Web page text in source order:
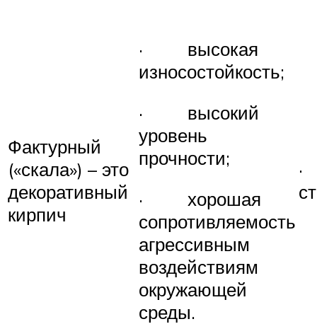
Фактурный
(«скала») – это
декоративный
кирпич
· высокая
износостойкость;
· высокий
уровень
прочности;
· хорошая
сопротивляемость
агрессивным
воздействиям
окружающей
среды.